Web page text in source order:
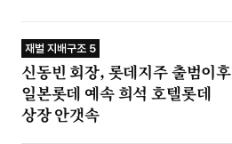
재벌 지배구조 5
신동빈 회장, 롯데지주 출범이후
일본롯데 예속 희석 호텔롯데
상장 안갯속